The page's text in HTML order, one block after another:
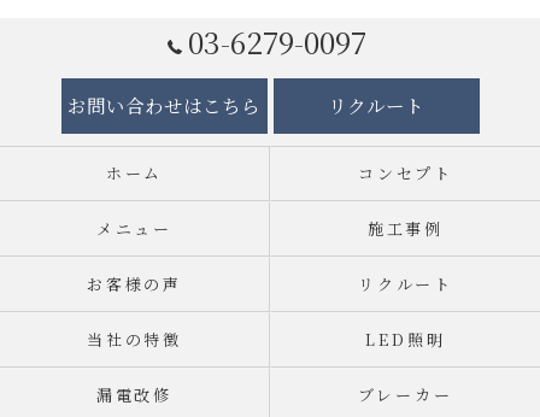
03-6279-0097
お問い合わせはこちら リクルート
ホーム コンセプト
メニュー 施工事例
お客様の声 リクルート
当社の特徴 LED照明
漏電改修 ブレーカー